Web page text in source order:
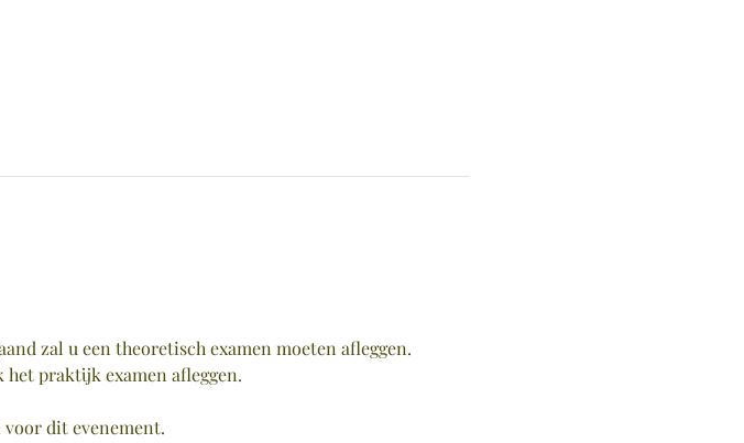
zal u een theoretisch examen moeten afleggen.
het praktijk examen afleggen.
voor dit evenement.